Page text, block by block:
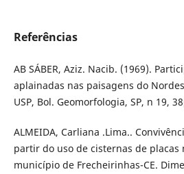
Referências
AB SÁBER, Aziz. Nacib. (1969).
aplainadas nas paisagens do
USP, Bol. Geomorfologia, SP, n 19,
ALMEIDA, Carliana .Lima..
partir do uso de cisternas de placas
município de Frecheirinhas-CE.